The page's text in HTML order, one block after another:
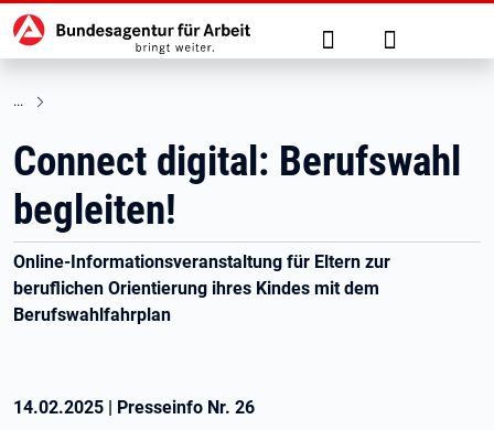
zu den Hauptinhalten springen
Hauptnavigation Suche Anmelden
Connect digital: Berufswahl
begleiten!
Online-Informationsveranstaltung für Eltern zur
beruflichen Orientierung ihres Kindes mit dem
Berufswahlfahrplan
14.02.2025 | Presseinfo Nr. 26